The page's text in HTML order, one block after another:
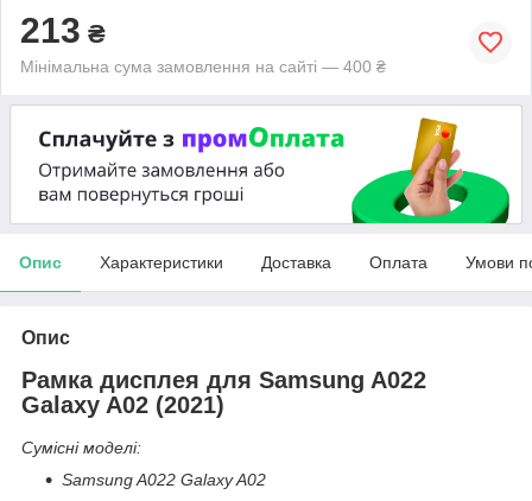
213 ₴
Мінімальна сума замовлення на сайті — 400 ₴
Опис Характеристики Доставка Оплата Умови
Опис
Рамка дисплея для Samsung A022
Galaxy A02 (2021)
Сумісні моделі:
Samsung A022 Galaxy A02